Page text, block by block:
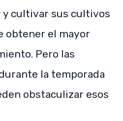
y cultivar sus cultivos
obtener el mayor
Pero las
la temporada
obstaculizar esos